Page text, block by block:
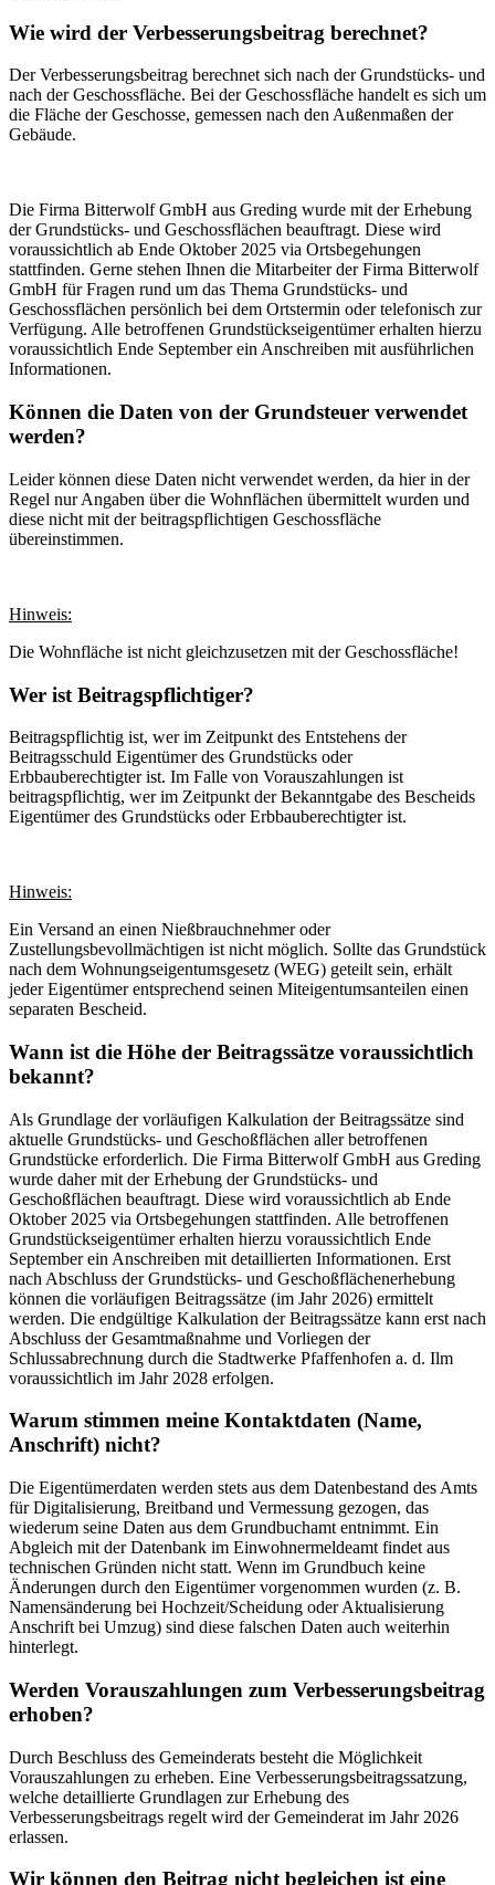
Wie wird der Verbesserungsbeitrag berechnet?
Der Verbesserungsbeitrag berechnet sich nach der Grundstücks- und
nach der Geschossfläche. Bei der Geschossfläche handelt es sich um
die Fläche der Geschosse, gemessen nach den Außenmaßen der
Gebäude.
Die Firma Bitterwolf GmbH aus Greding wurde mit der Erhebung
der Grundstücks- und Geschossflächen beauftragt. Diese wird
voraussichtlich ab Ende Oktober 2025 via Ortsbegehungen
stattfinden. Gerne stehen Ihnen die Mitarbeiter der Firma Bitterwolf
GmbH für Fragen rund um das Thema Grundstücks- und
Geschossflächen persönlich bei dem Ortstermin oder telefonisch zur
Verfügung. Alle betroffenen Grundstückseigentümer erhalten hierzu
voraussichtlich Ende September ein Anschreiben mit ausführlichen
Informationen.
Können die Daten von der Grundsteuer verwendet
werden?
Leider können diese Daten nicht verwendet werden, da hier in der
Regel nur Angaben über die Wohnflächen übermittelt wurden und
diese nicht mit der beitragspflichtigen Geschossfläche
übereinstimmen.
Hinweis:
Die Wohnfläche ist nicht gleichzusetzen mit der Geschossfläche!
Wer ist Beitragspflichtiger?
Beitragspflichtig ist, wer im Zeitpunkt des Entstehens der
Beitragsschuld Eigentümer des Grundstücks oder
Erbbauberechtigter ist. Im Falle von Vorauszahlungen ist
beitragspflichtig, wer im Zeitpunkt der Bekanntgabe des Bescheids
Eigentümer des Grundstücks oder Erbbauberechtigter ist.
Hinweis:
Ein Versand an einen Nießbrauchnehmer oder
Zustellungsbevollmächtigen ist nicht möglich. Sollte das Grundstück
nach dem Wohnungseigentumsgesetz (WEG) geteilt sein, erhält
jeder Eigentümer entsprechend seinen Miteigentumsanteilen einen
separaten Bescheid.
Wann ist die Höhe der Beitragssätze voraussichtlich
bekannt?
Als Grundlage der vorläufigen Kalkulation der Beitragssätze sind
aktuelle Grundstücks- und Geschoßflächen aller betroffenen
Grundstücke erforderlich. Die Firma Bitterwolf GmbH aus Greding
wurde daher mit der Erhebung der Grundstücks- und
Geschoßflächen beauftragt. Diese wird voraussichtlich ab Ende
Oktober 2025 via Ortsbegehungen stattfinden. Alle betroffenen
Grundstückseigentümer erhalten hierzu voraussichtlich Ende
September ein Anschreiben mit detaillierten Informationen. Erst
nach Abschluss der Grundstücks- und Geschoßflächenerhebung
können die vorläufigen Beitragssätze (im Jahr 2026) ermittelt
werden. Die endgültige Kalkulation der Beitragssätze kann erst nach
Abschluss der Gesamtmaßnahme und Vorliegen der
Schlussabrechnung durch die Stadtwerke Pfaffenhofen a. d. Ilm
voraussichtlich im Jahr 2028 erfolgen.
Warum stimmen meine Kontaktdaten (Name,
Anschrift) nicht?
Die Eigentümerdaten werden stets aus dem Datenbestand des Amts
für Digitalisierung, Breitband und Vermessung gezogen, das
wiederum seine Daten aus dem Grundbuchamt entnimmt. Ein
Abgleich mit der Datenbank im Einwohnermeldeamt findet aus
technischen Gründen nicht statt. Wenn im Grundbuch keine
Änderungen durch den Eigentümer vorgenommen wurden (z. B.
Namensänderung bei Hochzeit/Scheidung oder Aktualisierung
Anschrift bei Umzug) sind diese falschen Daten auch weiterhin
hinterlegt.
Werden Vorauszahlungen zum Verbesserungsbeitrag
erhoben?
Durch Beschluss des Gemeinderats besteht die Möglichkeit
Vorauszahlungen zu erheben. Eine Verbesserungsbeitragssatzung,
welche detaillierte Grundlagen zur Erhebung des
Verbesserungsbeitrags regelt wird der Gemeinderat im Jahr 2026
erlassen.
Wir können den Beitrag nicht begleichen ist eine